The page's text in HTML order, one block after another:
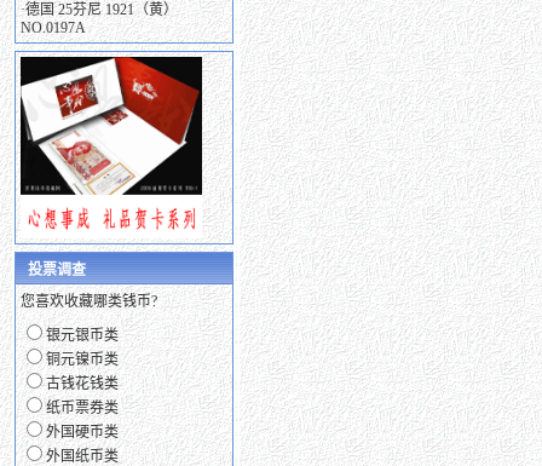
·德国 25芬尼 1921（黄）
NO.0197A
投票调查
您喜欢收藏哪类钱币?
银元银币类
铜元镍币类
古钱花钱类
纸币票券类
外国硬币类
外国纸币类